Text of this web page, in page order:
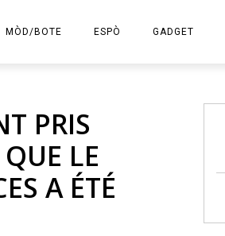
MÒD/BOTE ESPÒ GADGET
PRIS
LE
A ÉTÉ